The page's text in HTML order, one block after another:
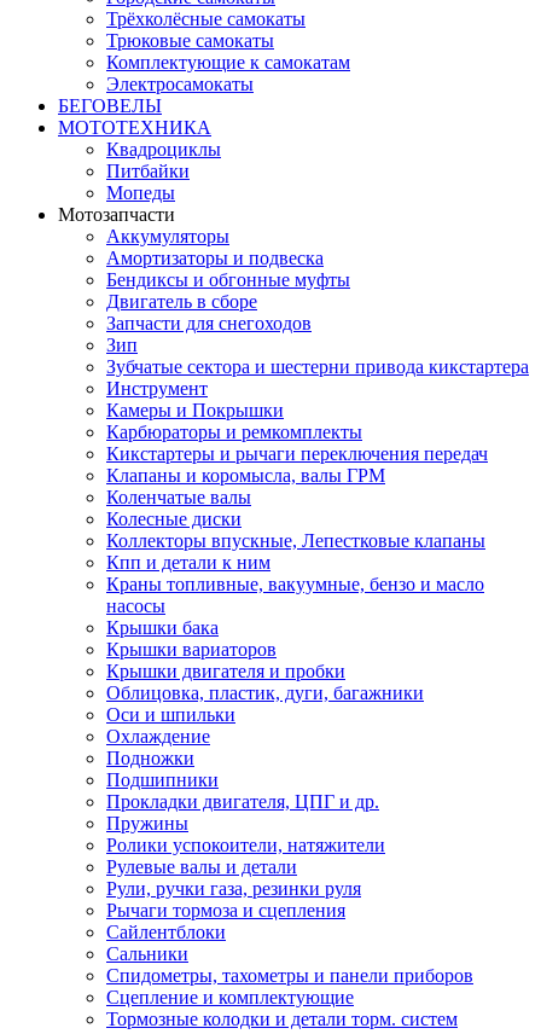
Трёхколёсные самокаты
Трюковые самокаты
Комплектующие к самокатам
Электросамокаты
БЕГОВЕЛЫ
МОТОТЕХНИКА
Квадроциклы
Питбайки
Мопеды
Мотозапчасти
Аккумуляторы
Амортизаторы и подвеска
Бендиксы и обгонные муфты
Двигатель в сборе
Запчасти для снегоходов
Зип
Зубчатые сектора и шестерни привода кикстартера
Инструмент
Камеры и Покрышки
Карбюраторы и ремкомплекты
Кикстартеры и рычаги переключения передач
Клапаны и коромысла, валы ГРМ
Коленчатые валы
Колесные диски
Коллекторы впускные, Лепестковые клапаны
Кпп и детали к ним
Краны топливные, вакуумные, бензо и масло
насосы
Крышки бака
Крышки вариаторов
Крышки двигателя и пробки
Облицовка, пластик, дуги, багажники
Оси и шпильки
Охлаждение
Подножки
Подшипники
Прокладки двигателя, ЦПГ и др.
Пружины
Ролики успокоители, натяжители
Рулевые валы и детали
Рули, ручки газа, резинки руля
Рычаги тормоза и сцепления
Сайлентблоки
Сальники
Спидометры, тахометры и панели приборов
Сцепление и комплектующие
Тормозные колодки и детали торм. систем